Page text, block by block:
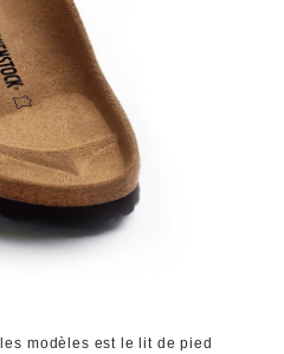
modèles est le lit de pied